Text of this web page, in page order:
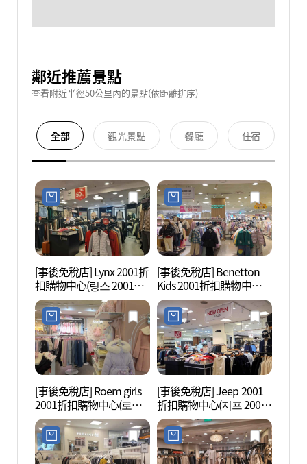
鄰近推薦景點
查看附近半徑50公里內的景點(依距離排序)
全部 觀光景點 餐廳 住宿
[事後免稅店] Lynx 2001折
扣購物中心(링스 2001아
울렛 중계점)
[事後免稅店] Benetton
Kids 2001折扣購物中心
(베네통키즈 2001아울렛
중계점)
[事後免稅店] Roem girls
2001折扣購物中心(로엠
걸즈 2001아울렛 중계점)
[事後免稅店] Jeep 2001
折扣購物中心(지프 2001
아울렛 중계점)